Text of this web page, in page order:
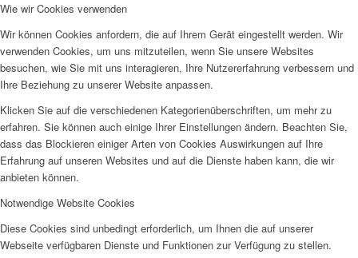
Wie wir Cookies verwenden
Wir können Cookies anfordern, die auf Ihrem Gerät eingestellt werden. Wir
verwenden Cookies, um uns mitzuteilen, wenn Sie unsere Websites
besuchen, wie Sie mit uns interagieren, Ihre Nutzererfahrung verbessern und
Ihre Beziehung zu unserer Website anpassen.
Klicken Sie auf die verschiedenen Kategorienüberschriften, um mehr zu
erfahren. Sie können auch einige Ihrer Einstellungen ändern. Beachten Sie,
dass das Blockieren einiger Arten von Cookies Auswirkungen auf Ihre
Erfahrung auf unseren Websites und auf die Dienste haben kann, die wir
anbieten können.
Notwendige Website Cookies
Diese Cookies sind unbedingt erforderlich, um Ihnen die auf unserer
Webseite verfügbaren Dienste und Funktionen zur Verfügung zu stellen.